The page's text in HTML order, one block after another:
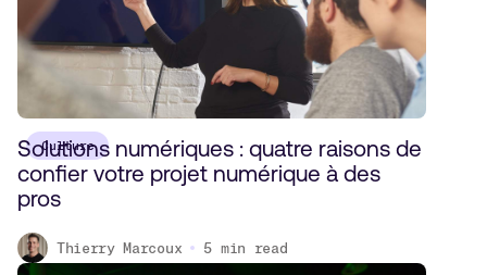
Culture
Solutions numériques : quatre raisons de
confier votre projet numérique à des
pros
Thierry Marcoux 5 min read